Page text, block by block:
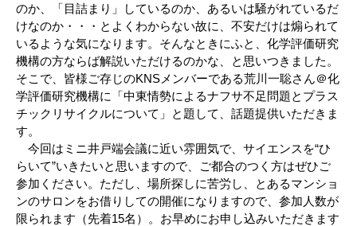
のか、「目詰まり」しているのか、あるいは騒がれているだ
けなのか・・・とよくわからない故に、不安だけは煽られて
いるような気になります。そんなときにふと、化学評価研究
機構の方ならば解説いただけるのかな、と思いつきました。
そこで、皆様ご存じのKNSメンバーである荒川一聡さん＠化
学評価研究機構に「中東情勢によるナフサ不足問題とプラス
チックリサイクルについて」と題して、話題提供いただきま
す。
今回はミニ井戸端会議に近い雰囲気で、サイエンスを“ひ
らいて”いきたいと思いますので、ご都合のつく方はぜひご
参加ください。ただし、場所探しに苦労し、とあるマンショ
ンのサロンをお借りしての開催になりますので、参加人数が
限られます（先着15名）。お早めにお申し込みいただきます